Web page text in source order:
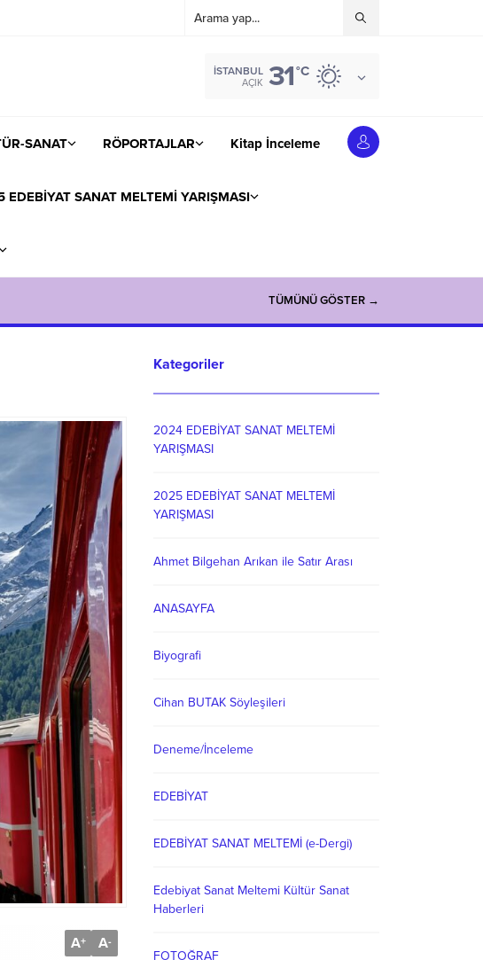
İSTANBUL
AÇIK 31°C
SANAT RÖPORTAJLAR Kitap İnceleme
EDEBİYAT SANAT MELTEMİ YARIŞMASI
TÜMÜNÜ GÖSTER →
A+ A-
Kategoriler
2024 EDEBİYAT SANAT MELTEMİ
YARIŞMASI
2025 EDEBİYAT SANAT MELTEMİ
YARIŞMASI
Ahmet Bilgehan Arıkan ile Satır Arası
ANASAYFA
Biyografi
Cihan BUTAK Söyleşileri
Deneme/İnceleme
EDEBİYAT
EDEBİYAT SANAT MELTEMİ (e-Dergi)
Edebiyat Sanat Meltemi Kültür Sanat
Haberleri
FOTOĞRAF